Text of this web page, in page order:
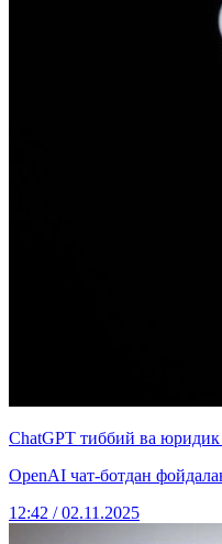
ChatGPT тиббий ва юридик
OpenAI чат-ботдан
12:42 / 02.11.2025